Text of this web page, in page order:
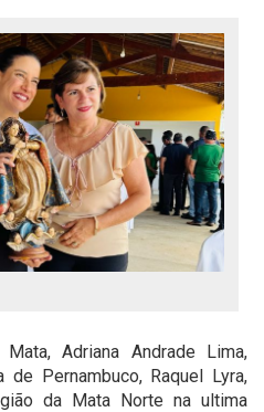
Adriana Andrade Lima,
de Pernambuco, Raquel Lyra,
da Mata Norte na ultima